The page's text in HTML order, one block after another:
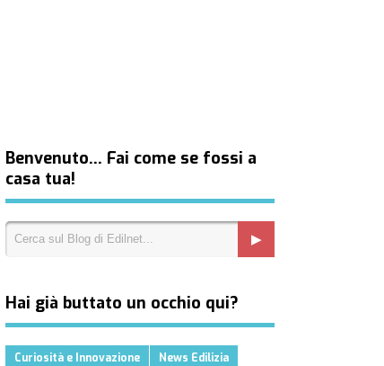
Benvenuto… Fai come se fossi a
casa tua!
Hai già buttato un occhio qui?
Curiosità e Innovazione
News Edilizia